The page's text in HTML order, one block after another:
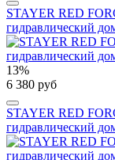
STAYER RED
гидравлический
13%
6 380 руб
STAYER RED
гидравлический